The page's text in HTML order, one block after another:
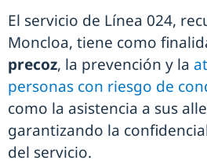
El servicio de Línea 024,
Moncloa, tiene como
precoz, la prevención y la
personas con riesgo de
como la asistencia a sus
garantizando la
del servicio.